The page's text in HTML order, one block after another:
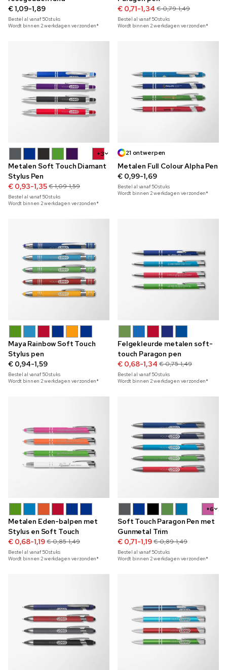
€ 1,09-1,89
Bestel al vanaf50stuks
Wordt binnen 2 werkdagen verzonden*
€ 0,71-1,34 € 0,79-1,49
Bestel al vanaf50stuks
Wordt binnen 2 werkdagen verzonden*
+3
Metalen Soft Touch Diamant
Stylus Pen
€ 0,93-1,35 € 1,09-1,59
Bestel al vanaf50stuks
Wordt binnen 2 werkdagen verzonden*
21 ontwerpen
Metalen Full Colour Alpha Pen
€ 0,99-1,69
Bestel al vanaf50stuks
Wordt binnen 2 werkdagen verzonden*
Maya Rainbow Soft Touch
Stylus pen
€ 0,94-1,59
Bestel al vanaf50stuks
Wordt binnen 2 werkdagen verzonden*
Felgekleurde metalen soft-
touch Paragon pen
€ 0,68-1,34 € 0,75-1,49
Bestel al vanaf50stuks
Wordt binnen 2 werkdagen verzonden*
Metalen Eden-balpen met
Stylus en Soft Touch
€ 0,68-1,19 € 0,85-1,49
Bestel al vanaf50stuks
Wordt binnen 2 werkdagen verzonden*
+6
Soft Touch Paragon Pen met
Gunmetal Trim
€ 0,71-1,19 € 0,89-1,49
Bestel al vanaf50stuks
Wordt binnen 2 werkdagen verzonden*